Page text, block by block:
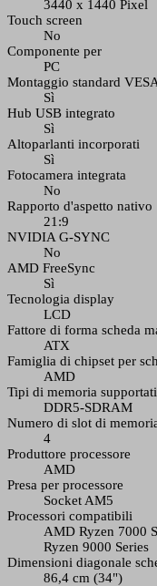
3440 x 1440 Pixel
Touch screen
No
Componente per
PC
Montaggio standard
Sì
Hub USB integrato
Sì
Altoparlanti incorporati
Sì
Fotocamera integrata
No
Rapporto d'aspetto nativo
21:9
NVIDIA G-SYNC
No
AMD FreeSync
Sì
Tecnologia display
LCD
Fattore di forma scheda
ATX
Famiglia di chipset per
AMD
Tipi di memoria supportati
DDR5-SDRAM
Numero di slot di
4
Produttore processore
AMD
Presa per processore
Socket AM5
Processori compatibili
AMD Ryzen 7000
Ryzen 9000 Series
Dimensioni diagonale
86,4 cm (34")